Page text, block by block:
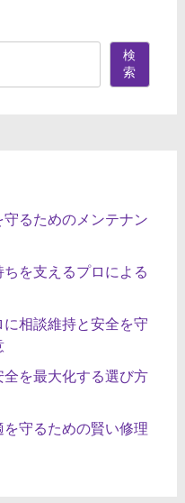
検
索
るためのメンテナン
を支えるプロによる
相談維持と安全を守
を最大化する選び方
守るための賢い修理